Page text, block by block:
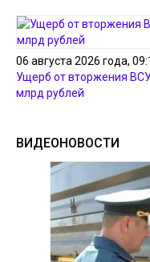
06 августа 2026 года,
Ущерб от вторжения
млрд рублей
ВИДЕОНОВОСТИ